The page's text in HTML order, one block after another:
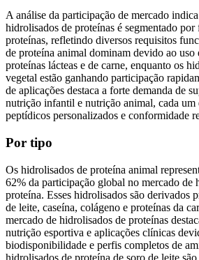
A análise da participação de mercado
hidrolisados ​​de proteínas é segmentado por
proteínas, refletindo diversos requisitos
​​de proteína animal dominam devido ao uso
proteínas lácteas e de carne, enquanto os
vegetal estão ganhando participação
de aplicações destaca a forte demanda de
nutrição infantil e nutrição animal, cada
peptídicos personalizados e conformidade
Por tipo
Os hidrolisados ​​de proteína animal
62% da participação global no mercado de
proteína. Esses hidrolisados ​​são derivados
de leite, caseína, colágeno e proteínas da
mercado de hidrolisados ​​de proteínas
nutrição esportiva e aplicações clínicas
biodisponibilidade e perfis completos de
hidrolisados ​​​​de proteína de soro de leite